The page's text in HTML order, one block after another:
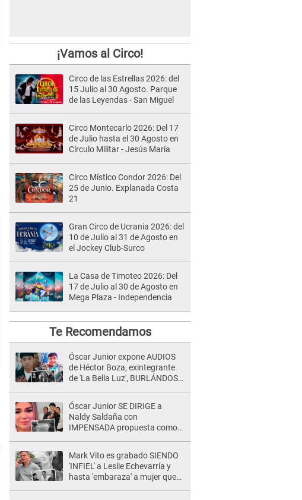
¡Vamos al Circo!
Circo de las Estrellas 2026: del
15 Julio al 30 Agosto. Parque
de las Leyendas - San Miguel
Circo Montecarlo 2026: Del 17
de Julio hasta el 30 Agosto en
Círculo Militar - Jesús María
Circo Místico Condor 2026: Del
25 de Junio. Explanada Costa
21
Gran Circo de Ucrania 2026: del
10 de Julio al 31 de Agosto en
el Jockey Club-Surco
La Casa de Timoteo 2026: Del
17 de Julio al 30 de Agosto en
Mega Plaza - Independencia
Te Recomendamos
Óscar Junior expone AUDIOS
de Héctor Boza, exintegrante
de 'La Bella Luz', BURLÁNDOSE
de maltrato: "Grábame..."
Óscar Junior SE DIRIGE a
Naldy Saldaña con
IMPENSADA propuesta como
Mark Vito es grabado SIENDO
'INFIEL' a Leslie Echevarría y
hasta 'embaraza' a mujer que